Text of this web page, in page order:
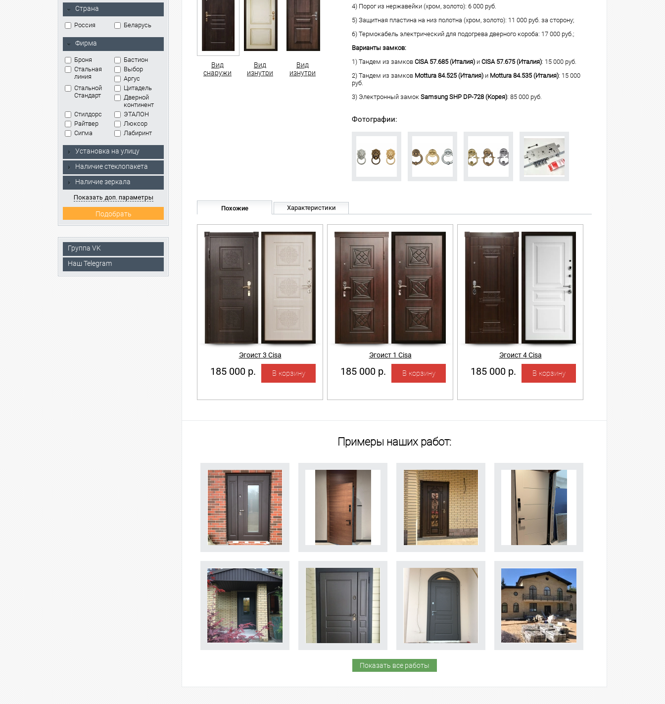
Страна
Россия Беларусь
Фирма
Броня
Бастион
Стальная
линия
Выбор
Аргус
Стальной
Стандарт
Цитадель
Дверной
континент
Стилдорс
ЭТАЛОН
Райтвер
Люксор
Сигма
Лабиринт
Установка на улицу
Наличие стеклопакета
Наличие зеркала
Показать доп. параметры
Группа VK
Наш Telegram
Вид
снаружи
Вид
изнутри
Вид
изнутри
4) Порог из нержавейки (хром, золото): 6 000 руб.
5) Защитная пластина на низ полотна (хром, золото): 11 000 руб. за сторону;
6) Термокабель электрический для подогрева дверного короба: 17 000 руб.;
Варианты замков:
1) Тандем из замков CISA 57.685 (Италия) и CISA 57.675 (Италия): 15 000 руб.
2) Тандем из замков Mottura 84.525 (Италия) и Mottura 84.535 (Италия): 15 000
руб.
3) Электронный замок Samsung SHP DP-728 (Корея): 85 000 руб.
Фотографии:
Похожие Характеристики
Эгоист 3 Cisa
185 000 р.
Эгоист 1 Cisa
185 000 р.
Эгоист 4 Cisa
185 000 р.
Примеры наших работ:
Показать все работы